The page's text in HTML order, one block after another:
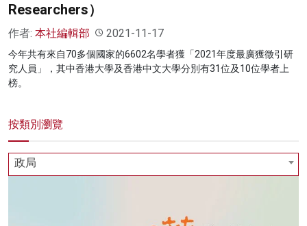
Researchers）
作者: 本社編輯部 2021-11-17
今年共有來自70多個國家的6602名學者獲「2021年度最廣獲徵引研
究人員」，其中香港大學及香港中文大學分別有31位及10位學者上
榜。
按類別瀏覽
政局